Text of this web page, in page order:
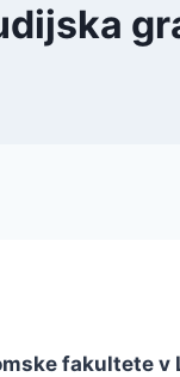
fakultete v